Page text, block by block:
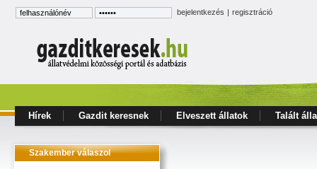
bejelentkezés | regisztráció
Hírek Gazdit keresnek Elveszett állatok Talált
Szakember válaszol